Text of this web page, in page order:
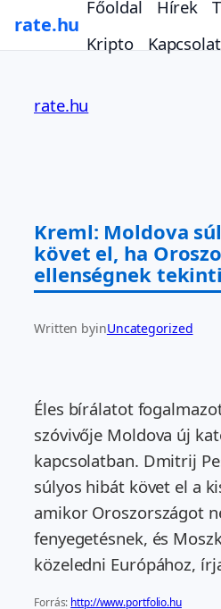
rate.hu
Főoldal Hírek
Kripto
Kapcsolat
tartalomhoz
rate.hu
Kreml: Moldova
követ el, ha
ellenségnek tekinti
Written byinUncategorized
Éles bírálatot
szóvivője Moldova új
kapcsolatban. Dmitrij
súlyos hibát követ el a
amikor Oroszországot
fenyegetésnek, és
közeledni Európához,
Forrás: http://www.portfolio.hu